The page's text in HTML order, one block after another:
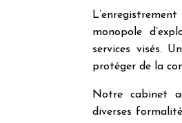
monopole
services visés.
protéger de la
Notre cabinet
diverses